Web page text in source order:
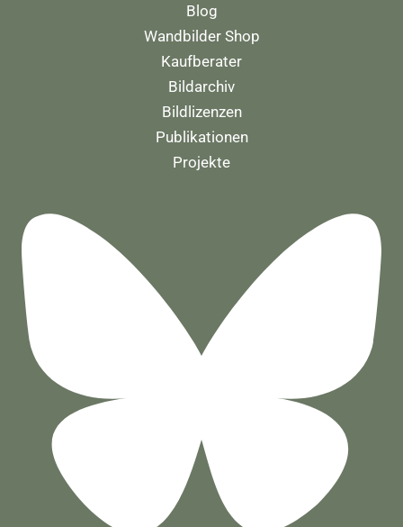
Blog
Wandbilder Shop
Kaufberater
Bildarchiv
Bildlizenzen
Publikationen
Projekte